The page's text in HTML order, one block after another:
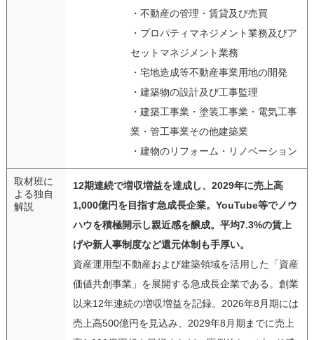
・不動産の管理・賃貸及び売買
・プロパティマネジメント業務及びア
セットマネジメント業務
・宅地造成等不動産事業用地の開発
・建築物の設計及び工事監理
・建築工事業・塗装工事業・電気工事
業・管工事業その他建築業
・建物のリフォーム・リノベーション
取材班に
よる独自
解説
12期連続で増収増益を達成し、2029年に売上高
1,000億円を目指す急成長企業。YouTube等でノウ
ハウを積極開示し親近感を醸成。平均7.3%の賃上
げや新人事制度など還元体制も手厚い。
資産運用型不動産および建築領域を活用した「資産
価値共創事業」を展開する急成長企業である。創業
以来12年連続の増収増益を記録。2026年8月期には
売上高500億円を見込み、2029年8月期までに売上